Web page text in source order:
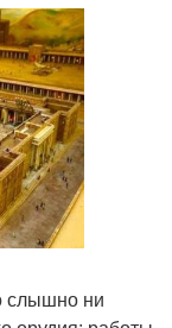
слышно ни